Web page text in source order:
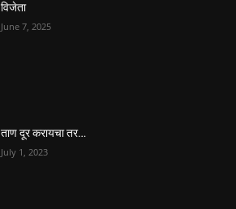
विजेता
June 7, 2025
ताण दूर करायचा तर…
July 1, 2023